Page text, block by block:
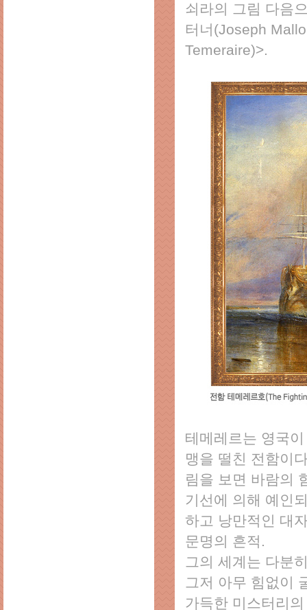
쇠라의 그림 다음
터너(Joseph
Temeraire)>.
테메레르는 영국
맹을 떨친 전함이
림을 보면 바람의
기선에 의해 예인
하고 낭만적인 대
문명의 흔적.
그의 세계는 다분
그저 아무 힘없이
가득한 미스터리